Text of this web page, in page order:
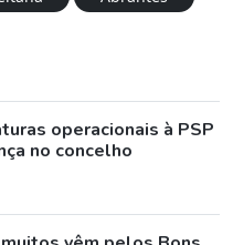
operacionais à PSP
no concelho